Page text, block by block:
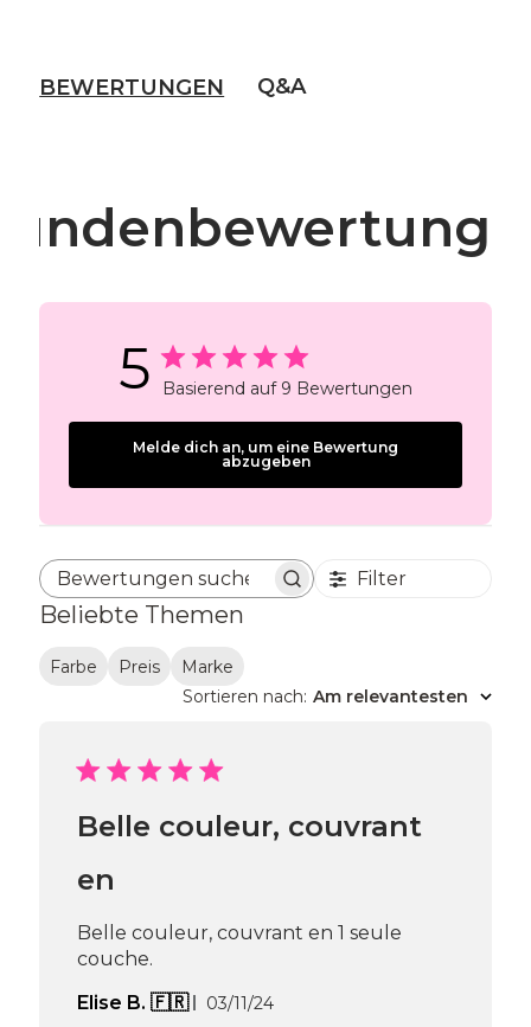
BEWERTUNGEN Q&A
5 Basierend auf 9 Bewertungen
Melde dich an, um eine Bewertung
abzugeben
Bewertungen suchen
Filter
Beliebte Themen
Farbe Preis
Marke
Sortieren nach: Am relevantesten
Belle couleur, couvrant
en
Belle couleur, couvrant en 1 seule
couche.
Elise B. 🇫🇷
Veröffentlichungsdatum
03/11/24